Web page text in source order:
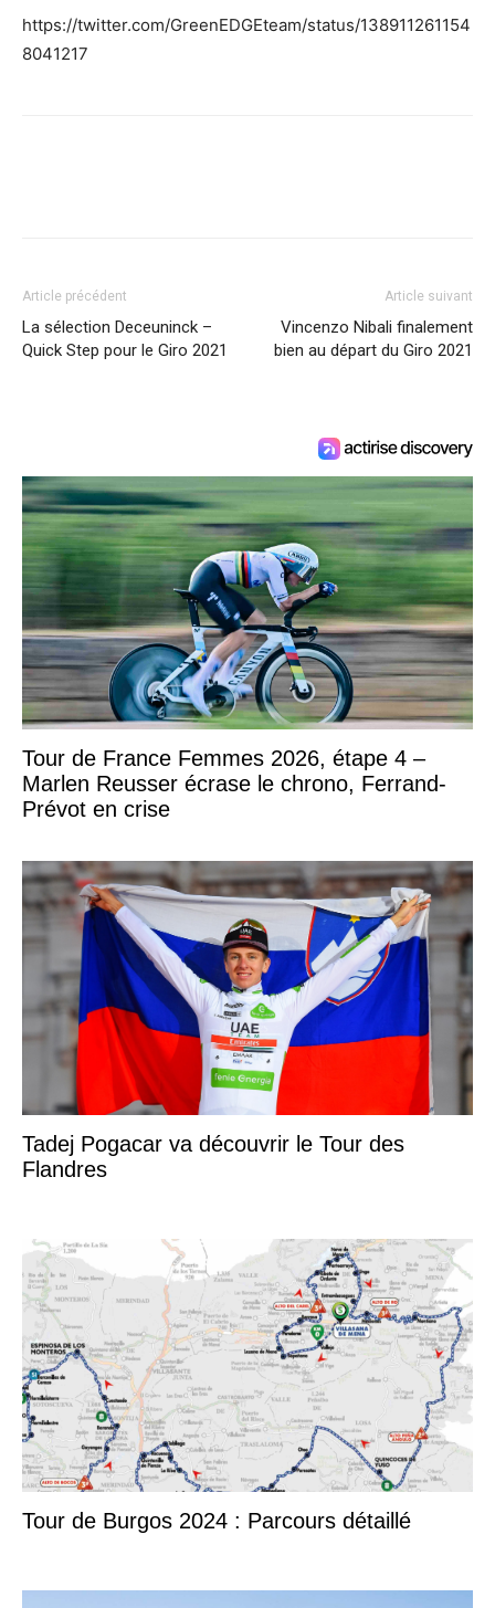
https://twitter.com/GreenEDGEteam/status/138911261154
8041217
Article précédent
La sélection Deceuninck –
Quick Step pour le Giro 2021
Article suivant
Vincenzo Nibali finalement
bien au départ du Giro 2021
Tour de France Femmes 2026, étape 4 –
Marlen Reusser écrase le chrono, Ferrand-
Prévot en crise
Tadej Pogacar va découvrir le Tour des
Flandres
Tour de Burgos 2024 : Parcours détaillé